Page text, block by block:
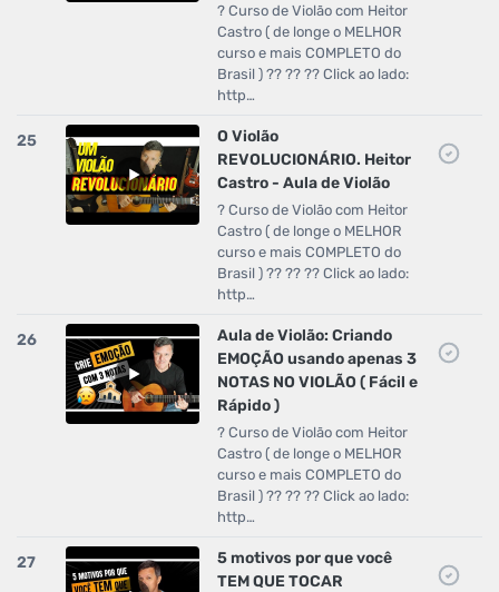
? Curso de Violão com Heitor
Castro ( de longe o MELHOR
curso e mais COMPLETO do
Brasil ) ?? ?? ?? Click ao lado:
http…
25
O Violão
REVOLUCIONÁRIO. Heitor
Castro - Aula de Violão
? Curso de Violão com Heitor
Castro ( de longe o MELHOR
curso e mais COMPLETO do
Brasil ) ?? ?? ?? Click ao lado:
http…
26
Aula de Violão: Criando
EMOÇÃO usando apenas 3
NOTAS NO VIOLÃO ( Fácil e
Rápido )
? Curso de Violão com Heitor
Castro ( de longe o MELHOR
curso e mais COMPLETO do
Brasil ) ?? ?? ?? Click ao lado:
http…
27
5 motivos por que você
TEM QUE TOCAR